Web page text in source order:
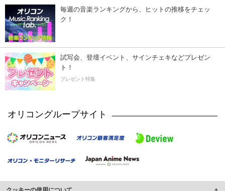
毎週の音楽ランキングから、ヒットの推移をチェッ
ク！
試写会、登壇イベント、サインチェキなどプレゼン
ト！
プレゼント特集
オリコングループサイト